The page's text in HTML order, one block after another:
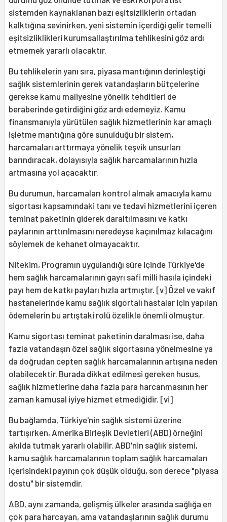
sistemden kaynaklanan bazı eşitsizliklerin ortadan
kalktığına sevinirken, yeni sistemin içerdiği gelir temelli
eşitsizliklikleri kurumsallaştırılma tehlikesini göz ardı
etmemek yararlı olacaktır.
Bu tehlikelerin yanı sıra, piyasa mantığının derinleştiği
sağlık sistemlerinin gerek vatandaşların bütçelerine
gerekse kamu maliyesine yönelik tehditleri de
beraberinde getirdiğini göz ardı edemeyiz. Kamu
finansmanıyla yürütülen sağlık hizmetlerinin kar amaçlı
işletme mantığına göre sunulduğu bir sistem,
harcamaları arttırmaya yönelik teşvik unsurları
barındıracak, dolayısıyla sağlık harcamalarının hızla
artmasına yol açacaktır.
Bu durumun, harcamaları kontrol almak amacıyla kamu
sigortası kapsamındaki tanı ve tedavi hizmetlerini içeren
teminat paketinin giderek daraltılmasını ve katkı
paylarının arttırılmasını neredeyse kaçınılmaz kılacağını
söylemek de kehanet olmayacaktır.
Nitekim, Programın uygulandığı süre içinde Türkiye'de
hem sağlık harcamalarının gayrı safi milli hasıla içindeki
payı hem de katkı payları hızla artmıştır. [v] Özel ve vakıf
hastanelerinde kamu sağlık sigortalı hastalar için yapılan
ödemelerin bu artıştaki rolü özelikle önemli olmuştur.
Kamu sigortası teminat paketinin daralması ise, daha
fazla vatandaşın özel sağlık sigortasına yönelmesine ya
da doğrudan cepten sağlık harcamalarının artışına neden
olabilecektir. Burada dikkat edilmesi gereken husus,
sağlık hizmetlerine daha fazla para harcanmasının her
zaman kamusal iyiye hizmet etmediğidir. [vi]
Bu bağlamda, Türkiye'nin sağlık sistemi üzerine
tartışırken, Amerika Birleşik Devletleri (ABD) örneğini
akılda tutmak yararlı olabilir. ABD'nin sağlık sistemi,
kamu sağlık harcamalarının toplam sağlık harcamaları
içerisindeki payının çok düşük olduğu, son derece "piyasa
dostu" bir sistemdir.
ABD, aynı zamanda, gelişmiş ülkeler arasında sağlığa en
çok para harcayan, ama vatandaşlarının sağlık durumu